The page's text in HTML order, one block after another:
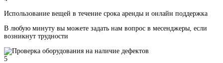
Использование вещей в течение срока аренды и онлайн поддержка
В любую минуту вы можете задать нам вопрос в месенджеры, если
возникнут трудности
5